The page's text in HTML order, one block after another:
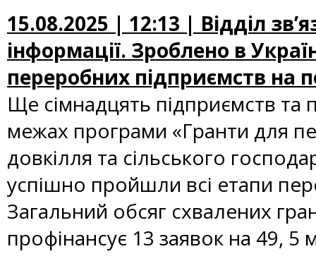
15.08.2025 | 12:13 | Відділ
інформації. Зроблено в
переробних підприємств на
Ще сімнадцять підприємств та
межах програми «Гранти для
довкілля та сільського
успішно пройшли всі етапи
Загальний обсяг схвалених
профінансує 13 заявок на 49, 5